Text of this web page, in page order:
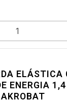
ELÁSTICA
ENERGIA